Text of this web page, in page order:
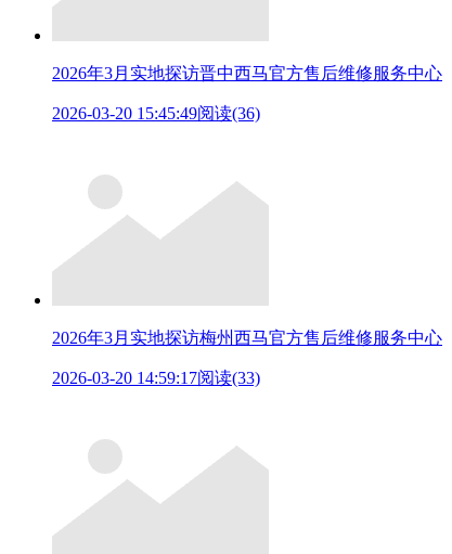
2026年3月实地探访晋中西马官方售后维修服务中心
2026-03-20 15:45:49阅读(36)
2026年3月实地探访梅州西马官方售后维修服务中心
2026-03-20 14:59:17阅读(33)